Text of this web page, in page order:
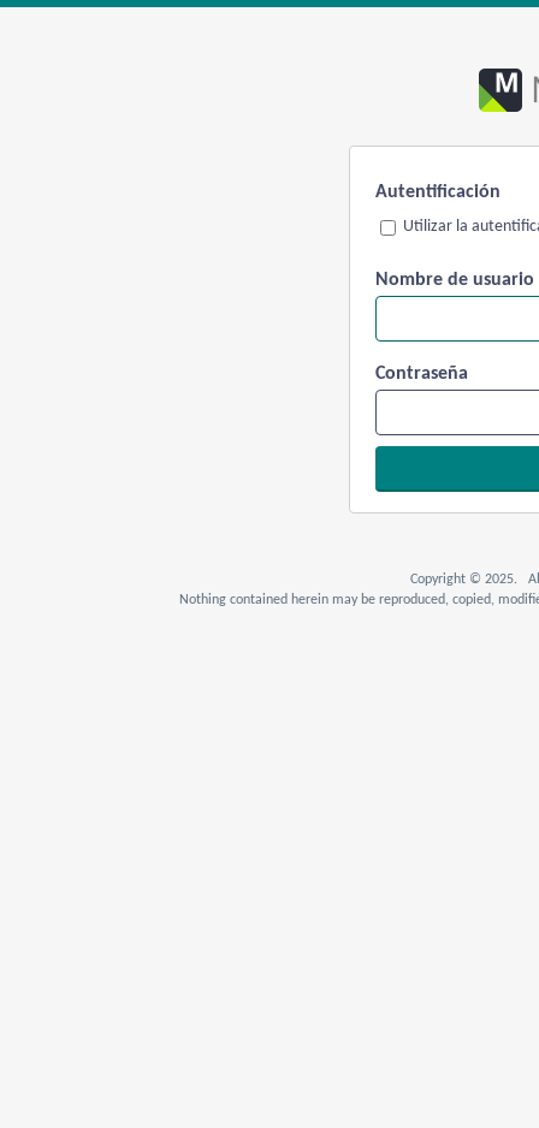
Autentificación
Utilizar la
Nombre de usuario
Contraseña
Copyright © 2025. All
Nothing contained herein may be reproduced, copied,